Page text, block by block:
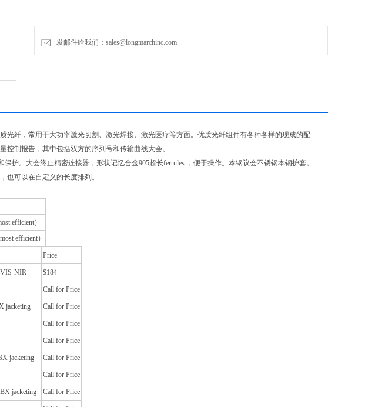
发邮件给我们：sales@longmarchinc.com
光纤，常用于大功率激光切割、激光焊接、激光医疗等方面。优质光纤组件有各种各样的现成的配
制报告，其中包括双方的序列号和传输曲线大会。
护。大会终止精密连接器，形状记忆合金905超长ferrules ，便于操作。本钢议会不锈钢本钢护套。
也可以在自定义的长度排列。
efficient）
efficient）
Price
VIS-NIR $184
Call for Price
jacketing Call for Price
Call for Price
Call for Price
jacketing Call for Price
Call for Price
jacketing Call for Price